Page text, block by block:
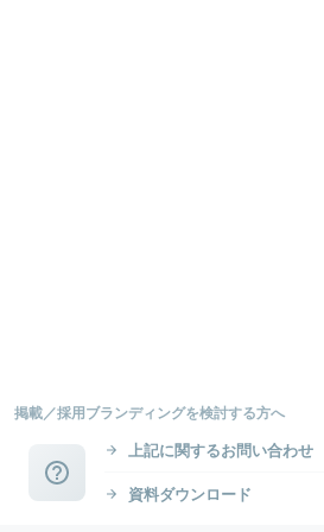
掲載／採用ブランディングを検討する方へ
上記に関するお問い合わせ
資料ダウンロード